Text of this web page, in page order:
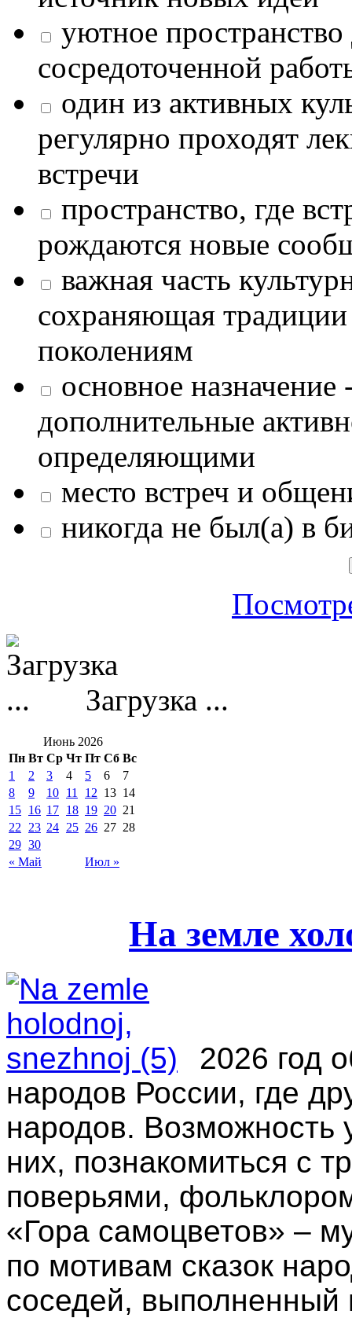
уютное
сосредоточенной
один из активных
регулярно проходят
встречи
пространство, где
рождаются новые
важная часть
сохраняющая
поколениям
основное назначение
дополнительные
определяющими
место встреч и
никогда не был(а) в
Загрузка ...
Июнь 2026
Пн Вт Ср Чт Пт Сб Вс
« Май Июл »
1 2 3 4 5 6
7
8
9 10 11 12 13 14
15 16 17 18 19 20 21
22
23 24 25 26 27 28
29 30
На земле
2026 год
народов России, где
народов. Возможность
них, познакомиться с
поверьями,
«Гора самоцветов» –
по мотивам сказок
соседей,